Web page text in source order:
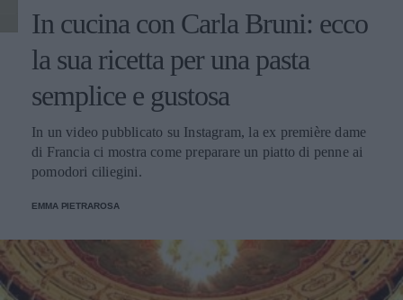
In cucina con Carla Bruni: ecco
la sua ricetta per una pasta
semplice e gustosa
In un video pubblicato su Instagram, la ex première dame
di Francia ci mostra come preparare un piatto di penne ai
pomodori ciliegini.
EMMA PIETRAROSA